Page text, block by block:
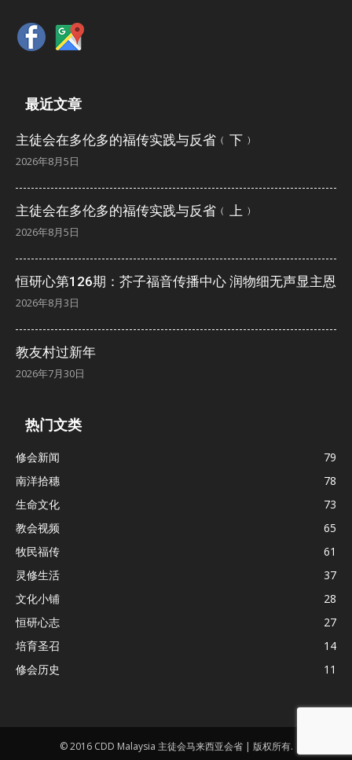
最近文章
主徒会在多伦多的福传实践与反省﹙下﹚
2026年8月5日
主徒会在多伦多的福传实践与反省﹙上﹚
2026年8月5日
恒研心第126期：芥子福音传播中心 润物细无声显主恩
2026年8月3日
教友村过新年
2026年7月30日
热门文类
修会新闻
79
南洋拾穗
78
生命文化
73
教会视频
65
牧民福传
61
灵修生活
37
文化小铺
28
恒研心志
27
培育圣召
14
修会历史
11
© 2016 CDD Malaysia 主徒会马来西亚会省 | 版权所有.